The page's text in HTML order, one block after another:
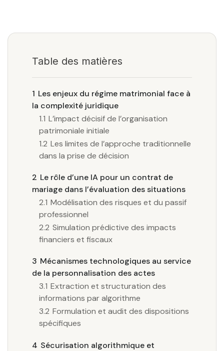
Table des matières
1 Les enjeux du régime matrimonial face à
la complexité juridique
1.1 L’impact décisif de l’organisation
patrimoniale initiale
1.2 Les limites de l’approche traditionnelle
dans la prise de décision
2 Le rôle d’une IA pour un contrat de
mariage dans l’évaluation des situations
2.1 Modélisation des risques et du passif
professionnel
2.2 Simulation prédictive des impacts
financiers et fiscaux
3 Mécanismes technologiques au service
de la personnalisation des actes
3.1 Extraction et structuration des
informations par algorithme
3.2 Formulation et audit des dispositions
spécifiques
4 Sécurisation algorithmique et